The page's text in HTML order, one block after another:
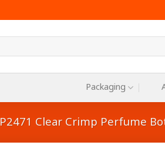
Packaging
P2471 Clear Crimp Perfume